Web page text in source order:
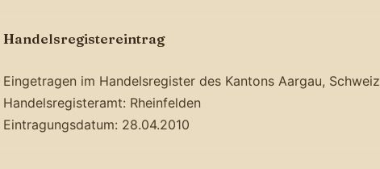
Handelsregistereintrag
Eingetragen im Handelsregister des Kantons Aargau, Schweiz
Handelsregisteramt: Rheinfelden
Eintragungsdatum: 28.04.2010